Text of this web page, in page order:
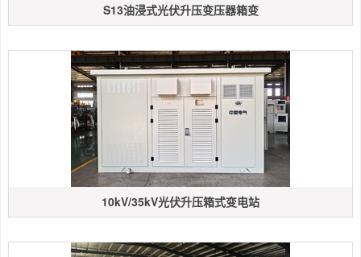
S13油浸式光伏升压变压器箱变
10kV/35kV光伏升压箱式变电站